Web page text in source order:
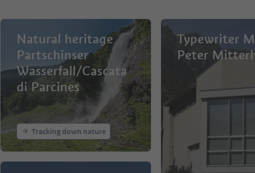
Natural heritage
Partschinser
Wasserfall/Cascata
di Parcines
Tracking down nature
Typewriter
Peter